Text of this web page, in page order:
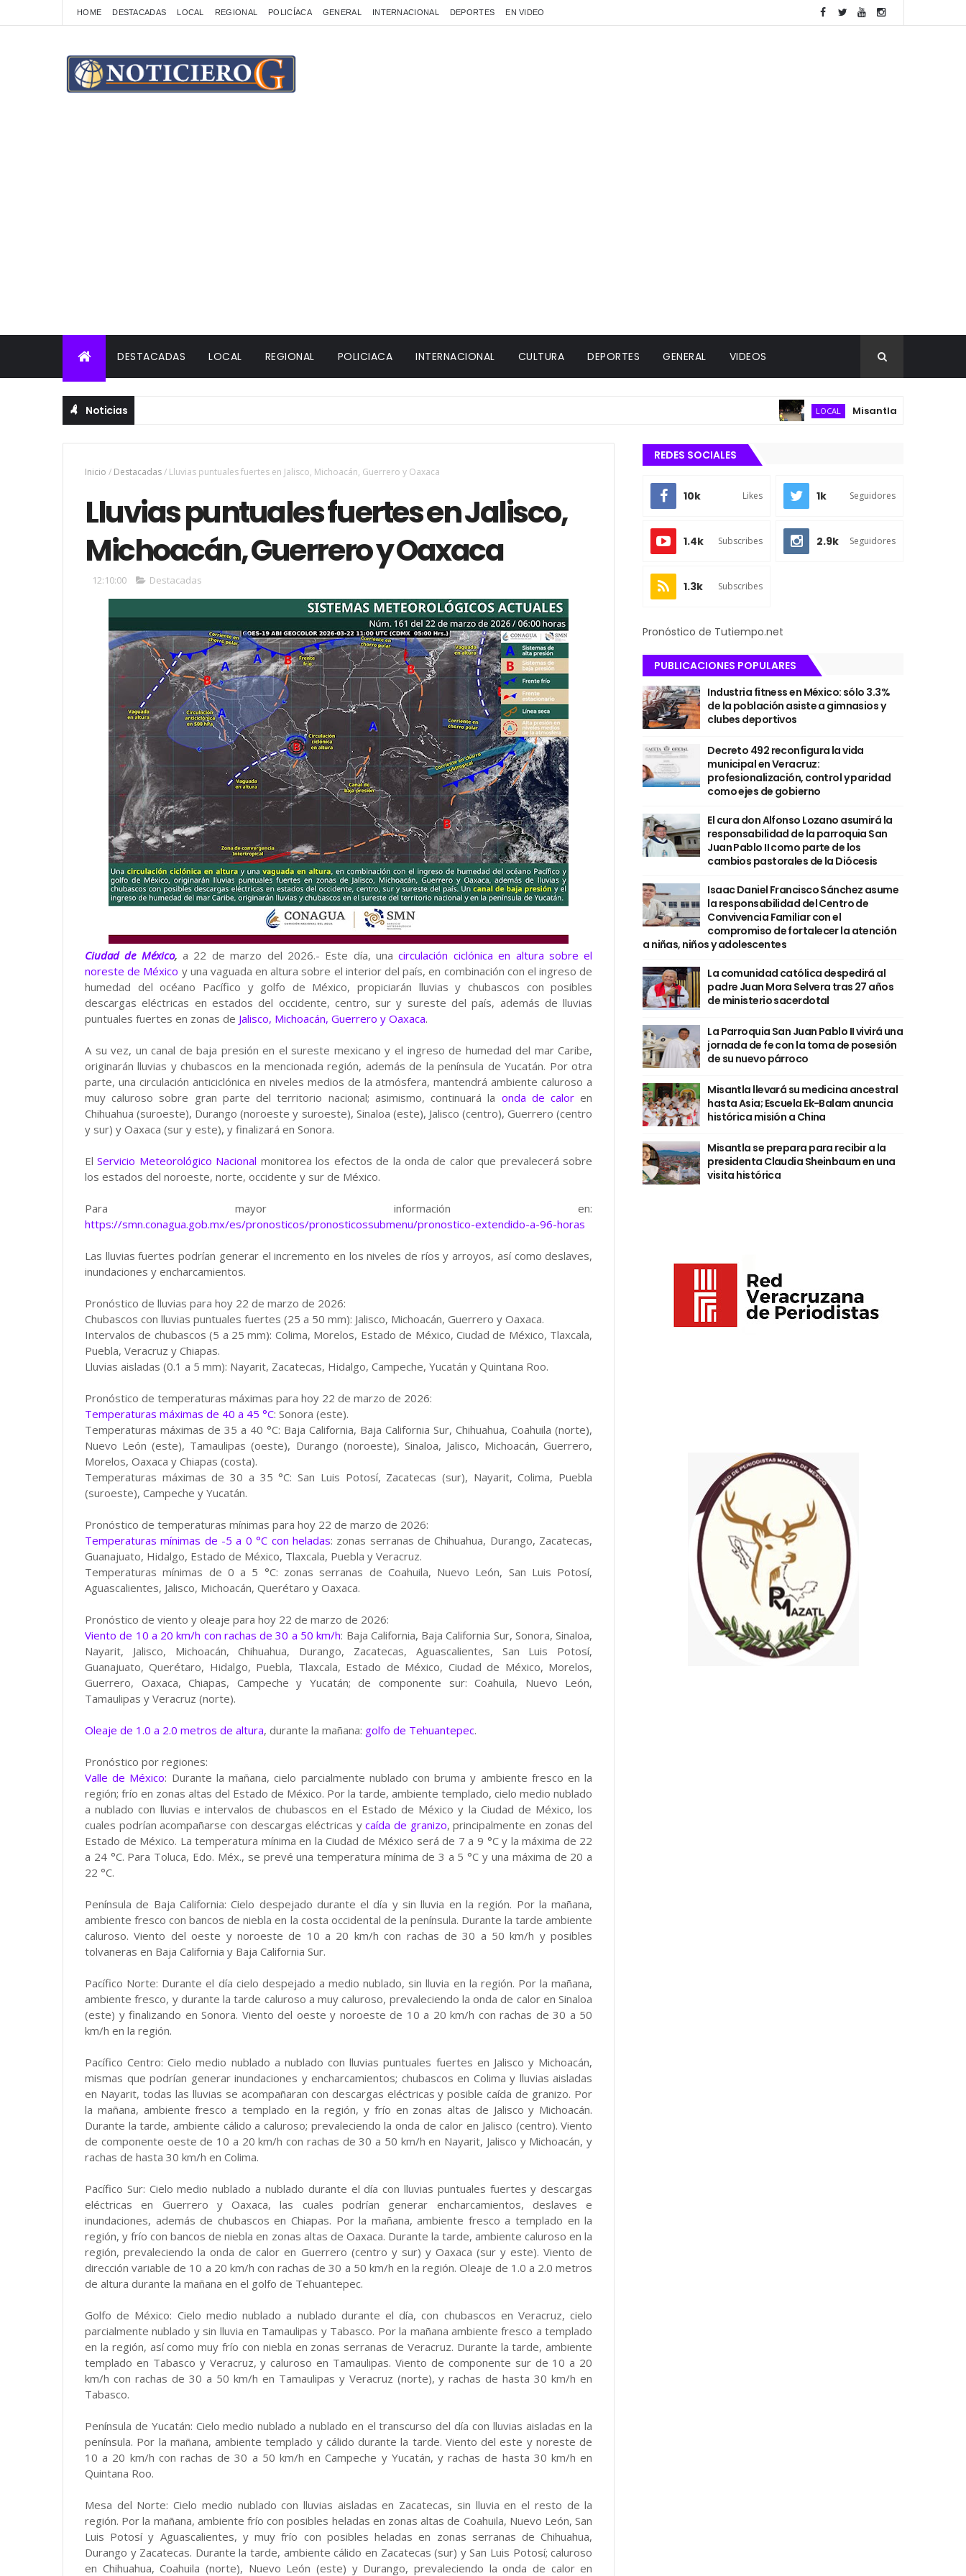
HOME DESTACADAS LOCAL REGIONAL POLICÍACA GENERAL INTERNACIONAL DEPORTES EN VIDEO
DESTACADAS LOCAL REGIONAL POLICIACA INTERNACIONAL CULTURA DEPORTES GENERAL VIDEOS
Noticias LOCAL Misantla fortalece
Inicio / Destacadas/ Lluvias puntuales fuertes en Jalisco, Michoacán, Guerrero y Oaxaca
Lluvias puntuales fuertes en Jalisco,
Michoacán, Guerrero y Oaxaca
12:10:00 Destacadas
Ciudad de México, a 22 de marzo del 2026.- Este día, unacirculación ciclónica en altura sobre el
noreste de México y una vaguada en altura sobre el interior del país, en combinación con el ingreso de
humedad del océano Pacífico y golfo de México, propiciarán lluvias y chubascos con posibles
descargas eléctricas en estados del occidente, centro, sur y sureste del país, además de lluvias
puntuales fuertes en zonas de Jalisco, Michoacán, Guerrero y Oaxaca.
A su vez, un canal de baja presión en el sureste mexicano y el ingreso de humedad del mar Caribe,
originarán lluvias y chubascos en la mencionada región, además de la península de Yucatán. Por otra
parte, una circulación anticiclónica en niveles medios de la atmósfera, mantendrá ambiente caluroso a
muy caluroso sobre gran parte del territorio nacional; asimismo, continuará la onda de calor en
Chihuahua (suroeste), Durango (noroeste y suroeste), Sinaloa (este), Jalisco (centro), Guerrero (centro
y sur) y Oaxaca (sur y este), y finalizará en Sonora.
ElServicio Meteorológico Nacional monitorea los efectos de la onda de calor que prevalecerá sobre
los estados del noroeste, norte, occidente y sur de México.
Para mayor información en:
https://smn.conagua.gob.mx/es/pronosticos/pronosticossubmenu/pronostico-extendido-a-96-horas
Las lluvias fuertes podrían generar el incremento en los niveles de ríos y arroyos, así como deslaves,
inundaciones y encharcamientos.
Pronóstico de lluvias para hoy 22 de marzo de 2026:
Chubascos con lluvias puntuales fuertes (25 a 50 mm): Jalisco, Michoacán, Guerrero y Oaxaca.
Intervalos de chubascos (5 a 25 mm): Colima, Morelos, Estado de México, Ciudad de México, Tlaxcala,
Puebla, Veracruz y Chiapas.
Lluvias aisladas (0.1 a 5 mm): Nayarit, Zacatecas, Hidalgo, Campeche, Yucatán y Quintana Roo.
Pronóstico de temperaturas máximas para hoy 22 de marzo de 2026:
Temperaturas máximas de 40 a 45 °C: Sonora (este).
Temperaturas máximas de 35 a 40 °C: Baja California, Baja California Sur, Chihuahua, Coahuila (norte),
Nuevo León (este), Tamaulipas (oeste), Durango (noroeste), Sinaloa, Jalisco, Michoacán, Guerrero,
Morelos, Oaxaca y Chiapas (costa).
Temperaturas máximas de 30 a 35 °C: San Luis Potosí, Zacatecas (sur), Nayarit, Colima, Puebla
(suroeste), Campeche y Yucatán.
Pronóstico de temperaturas mínimas para hoy 22 de marzo de 2026:
Temperaturas mínimas de -5 a 0 °C con heladas: zonas serranas de Chihuahua, Durango, Zacatecas,
Guanajuato, Hidalgo, Estado de México, Tlaxcala, Puebla y Veracruz.
Temperaturas mínimas de 0 a 5 °C: zonas serranas de Coahuila, Nuevo León, San Luis Potosí,
Aguascalientes, Jalisco, Michoacán, Querétaro y Oaxaca.
Pronóstico de viento y oleaje para hoy 22 de marzo de 2026:
Viento de 10 a 20 km/h con rachas de 30 a 50 km/h: Baja California, Baja California Sur, Sonora, Sinaloa,
Nayarit, Jalisco, Michoacán, Chihuahua, Durango, Zacatecas, Aguascalientes, San Luis Potosí,
Guanajuato, Querétaro, Hidalgo, Puebla, Tlaxcala, Estado de México, Ciudad de México, Morelos,
Guerrero, Oaxaca, Chiapas, Campeche y Yucatán; de componente sur: Coahuila, Nuevo León,
Tamaulipas y Veracruz (norte).
Oleaje de 1.0 a 2.0 metros de altura, durante la mañana: golfo de Tehuantepec.
Pronóstico por regiones:
Valle de México: Durante la mañana, cielo parcialmente nublado con bruma y ambiente fresco en la
región; frío en zonas altas del Estado de México. Por la tarde, ambiente templado, cielo medio nublado
a nublado con lluvias e intervalos de chubascos en el Estado de México y la Ciudad de México, los
cuales podrían acompañarse con descargas eléctricas ycaída de granizo, principalmente en zonas del
Estado de México. La temperatura mínima en la Ciudad de México será de 7 a 9 °C y la máxima de 22
a 24 °C. Para Toluca, Edo. Méx., se prevé una temperatura mínima de 3 a 5 °C y una máxima de 20 a
22 °C.
Península de Baja California: Cielo despejado durante el día y sin lluvia en la región. Por la mañana,
ambiente fresco con bancos de niebla en la costa occidental de la península. Durante la tarde ambiente
caluroso. Viento del oeste y noroeste de 10 a 20 km/h con rachas de 30 a 50 km/h y posibles
tolvaneras en Baja California y Baja California Sur.
Pacífico Norte: Durante el día cielo despejado a medio nublado, sin lluvia en la región. Por la mañana,
ambiente fresco, y durante la tarde caluroso a muy caluroso, prevaleciendo la onda de calor en Sinaloa
(este) y finalizando en Sonora. Viento del oeste y noroeste de 10 a 20 km/h con rachas de 30 a 50
km/h en la región.
Pacífico Centro: Cielo medio nublado a nublado con lluvias puntuales fuertes en Jalisco y Michoacán,
mismas que podrían generar inundaciones y encharcamientos; chubascos en Colima y lluvias aisladas
en Nayarit, todas las lluvias se acompañaran con descargas eléctricas y posible caída de granizo. Por
la mañana, ambiente fresco a templado en la región, y frío en zonas altas de Jalisco y Michoacán.
Durante la tarde, ambiente cálido a caluroso; prevaleciendo la onda de calor en Jalisco (centro). Viento
de componente oeste de 10 a 20 km/h con rachas de 30 a 50 km/h en Nayarit, Jalisco y Michoacán, y
rachas de hasta 30 km/h en Colima.
Pacífico Sur: Cielo medio nublado a nublado durante el día con lluvias puntuales fuertes y descargas
eléctricas en Guerrero y Oaxaca, las cuales podrían generar encharcamientos, deslaves e
inundaciones, además de chubascos en Chiapas. Por la mañana, ambiente fresco a templado en la
región, y frío con bancos de niebla en zonas altas de Oaxaca. Durante la tarde, ambiente caluroso en la
región, prevaleciendo la onda de calor en Guerrero (centro y sur) y Oaxaca (sur y este). Viento de
dirección variable de 10 a 20 km/h con rachas de 30 a 50 km/h en la región. Oleaje de 1.0 a 2.0 metros
de altura durante la mañana en el golfo de Tehuantepec.
Golfo de México: Cielo medio nublado a nublado durante el día, con chubascos en Veracruz, cielo
parcialmente nublado y sin lluvia en Tamaulipas y Tabasco. Por la mañana ambiente fresco a templado
en la región, así como muy frío con niebla en zonas serranas de Veracruz. Durante la tarde, ambiente
templado en Tabasco y Veracruz, y caluroso en Tamaulipas. Viento de componente sur de 10 a 20
km/h con rachas de 30 a 50 km/h en Tamaulipas y Veracruz (norte), y rachas de hasta 30 km/h en
Tabasco.
Península de Yucatán: Cielo medio nublado a nublado en el transcurso del día con lluvias aisladas en la
península. Por la mañana, ambiente templado y cálido durante la tarde. Viento del este y noreste de
10 a 20 km/h con rachas de 30 a 50 km/h en Campeche y Yucatán, y rachas de hasta 30 km/h en
Quintana Roo.
Mesa del Norte: Cielo medio nublado con lluvias aisladas en Zacatecas, sin lluvia en el resto de la
región. Por la mañana, ambiente frío con posibles heladas en zonas altas de Coahuila, Nuevo León, San
Luis Potosí y Aguascalientes, y muy frío con posibles heladas en zonas serranas de Chihuahua,
Durango y Zacatecas. Durante la tarde, ambiente cálido en Zacatecas (sur) y San Luis Potosí; caluroso
en Chihuahua, Coahuila (norte), Nuevo León (este) y Durango, prevaleciendo la onda de calor en
REDES SOCIALES
10k Likes 1k Seguidores
1.4k Subscribes 2.9k Seguidores
1.3k Subscribes
Pronóstico de Tutiempo.net
PUBLICACIONES POPULARES
Industria fitness en México: sólo 3.3%
de la población asiste a gimnasios y
clubes deportivos
Decreto 492 reconfigura la vida
municipal en Veracruz:
profesionalización, control y paridad
como ejes de gobierno
El cura don Alfonso Lozano asumirá la
responsabilidad de la parroquia San
Juan Pablo II como parte de los
cambios pastorales de la Diócesis
Isaac Daniel Francisco Sánchez asume
la responsabilidad del Centro de
Convivencia Familiar con el
compromiso de fortalecer la atención
a niñas, niños y adolescentes
La comunidad católica despedirá al
padre Juan Mora Selvera tras 27 años
de ministerio sacerdotal
La Parroquia San Juan Pablo II vivirá una
jornada de fe con la toma de posesión
de su nuevo párroco
Misantla llevará su medicina ancestral
hasta Asia; Escuela Ek-Balam anuncia
histórica misión a China
Misantla se prepara para recibir a la
presidenta Claudia Sheinbaum en una
visita histórica